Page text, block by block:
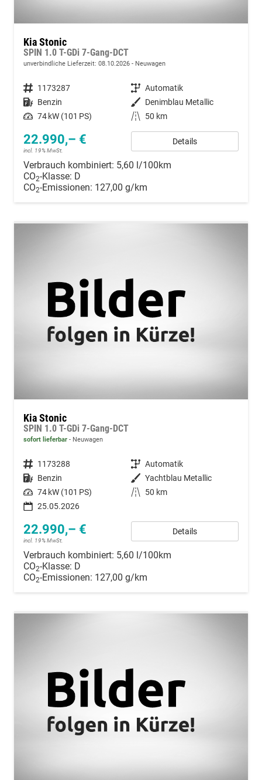
Kia Stonic
SPIN 1.0 T-GDi 7-Gang-DCT
unverbindliche Lieferzeit: 08.10.2026 Neuwagen
Fahrzeugnummer 1173287 Getriebe Automatik
Kraftstoff Benzin Außenfarbe Denimblau Metallic
Leistung 74 kW (101 PS) Kilometerstand 50 km
22.990,– €
incl. 19% MwSt.
Details
Verbrauch kombiniert: 5,60 l/100km
CO2-Klasse: D
CO2-Emissionen: 127,00 g/km
Kia Stonic
SPIN 1.0 T-GDi 7-Gang-DCT
sofort lieferbar Neuwagen
Fahrzeugnummer 1173288 Getriebe Automatik
Kraftstoff Benzin Außenfarbe Yachtblau Metallic
Leistung 74 kW (101 PS) Kilometerstand
50 km
25.05.2026
22.990,– €
incl. 19% MwSt.
Details
Verbrauch kombiniert: 5,60 l/100km
CO2-Klasse: D
CO2-Emissionen: 127,00 g/km